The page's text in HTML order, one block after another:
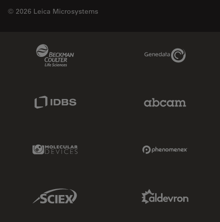
© 2026 Leica Microsystems
Genedata Link
Molecular Devices Link
Sciex Link